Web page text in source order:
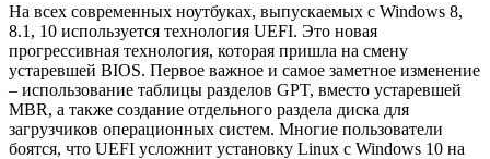
На всех современных ноутбуках, выпускаемых с Windows 8,
8.1, 10 используется технология UEFI. Это новая
прогрессивная технология, которая пришла на смену
устаревшей BIOS. Первое важное и самое заметное изменение
– использование таблицы разделов GPT, вместо устаревшей
MBR, а также создание отдельного раздела диска для
загрузчиков операционных систем. Многие пользователи
боятся, что UEFI усложнит установку Linux с Windows 10 на